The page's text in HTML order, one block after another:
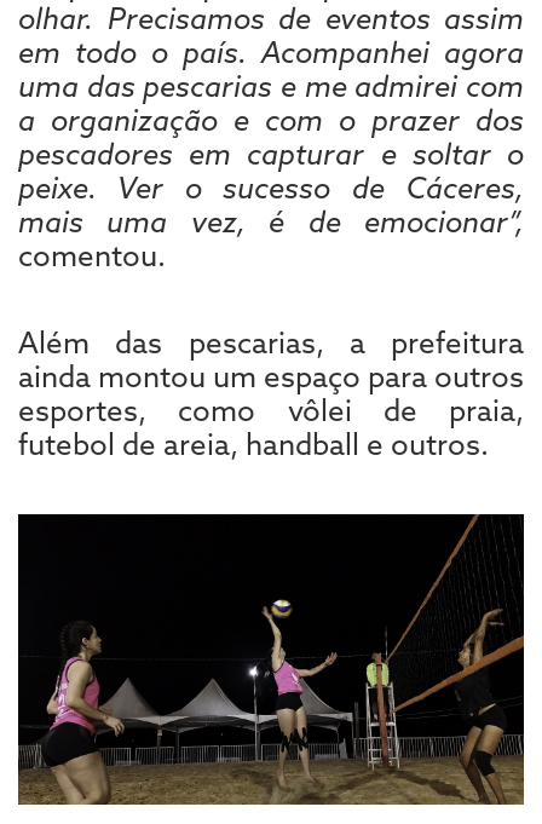
olhar. Precisamos de eventos assim
em todo o país. Acompanhei agora
uma das pescarias e me admirei com
a organização e com o prazer dos
pescadores em capturar e soltar o
peixe. Ver o sucesso de Cáceres,
mais uma vez, é de emocionar”,
comentou.
Além das pescarias, a prefeitura
ainda montou um espaço para outros
esportes, como vôlei de praia,
futebol de areia, handball e outros.